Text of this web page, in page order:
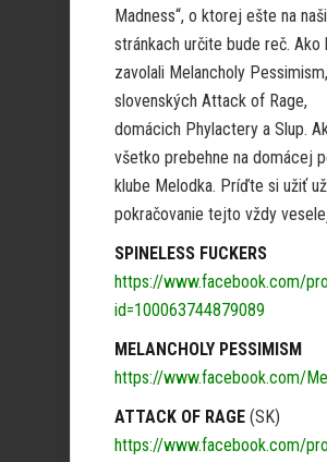
Madness“, o ktorej ešte na
stránkach určite bude reč. Ako
zavolali Melancholy Pessimism,
slovenských Attack of Rage,
domácich Phylactery a Slup.
všetko prebehne na domácej
klube Melodka. Príďte si užiť
pokračovanie tejto vždy
SPINELESS FUCKERS
https://www.facebook.com/
id=100063744879089
MELANCHOLY PESSIMISM
https://www.facebook.com/
ATTACK OF RAGE (SK)
https://www.facebook.com/